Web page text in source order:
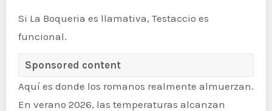
Si La Boqueria es llamativa, Testaccio es
funcional.
Sponsored content
Aquí es donde los romanos realmente almuerzan.
En verano 2026, las temperaturas alcanzan